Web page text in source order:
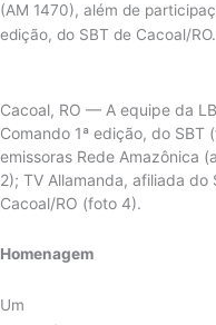
(AM 1470), além de
edição, do SBT de Cacoal/RO.
Cacoal, RO — A equipe da
Comando 1ª edição, do
emissoras Rede Amazônica
2); TV Allamanda, afiliada
Cacoal/RO (foto 4).
Homenagem
Um